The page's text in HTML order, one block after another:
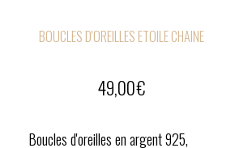
BOUCLES D'OREILLES ETOILE CHAINE
49,00€
Boucles d'oreilles en argent 925,